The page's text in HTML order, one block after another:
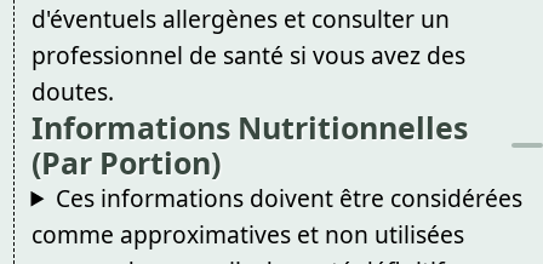
d'éventuels allergènes et consulter un
professionnel de santé si vous avez des
doutes.
Informations Nutritionnelles
(Par Portion)
Ces informations doivent être considérées
comme approximatives et non utilisées